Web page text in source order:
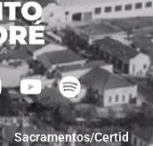
Sacramentos/Certid